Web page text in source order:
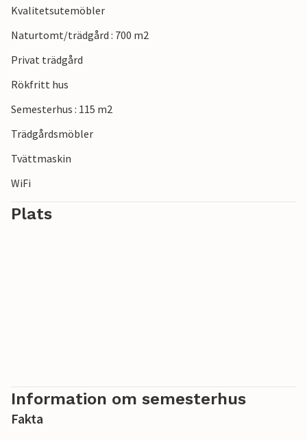
Kvalitetsutemöbler
Naturtomt/trädgård : 700 m2
Privat trädgård
Rökfritt hus
Semesterhus : 115 m2
Trädgårdsmöbler
Tvättmaskin
WiFi
Plats
Information om semesterhus
Fakta